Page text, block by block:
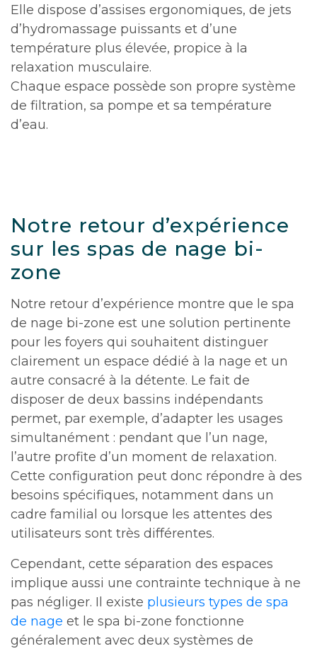
Elle dispose d’assises ergonomiques, de jets
d’hydromassage puissants et d’une
température plus élevée, propice à la
relaxation musculaire.
Chaque espace possède son propre système
de filtration, sa pompe et sa température
d’eau.
Notre retour d’expérience
sur les spas de nage bi-
zone
Notre retour d’expérience montre que le spa
de nage bi-zone est une solution pertinente
pour les foyers qui souhaitent distinguer
clairement un espace dédié à la nage et un
autre consacré à la détente. Le fait de
disposer de deux bassins indépendants
permet, par exemple, d’adapter les usages
simultanément : pendant que l’un nage,
l’autre profite d’un moment de relaxation.
Cette configuration peut donc répondre à des
besoins spécifiques, notamment dans un
cadre familial ou lorsque les attentes des
utilisateurs sont très différentes.
Cependant, cette séparation des espaces
implique aussi une contrainte technique à ne
pas négliger. Il existe plusieurs types de spa
de nage et le spa bi-zone fonctionne
généralement avec deux systèmes de